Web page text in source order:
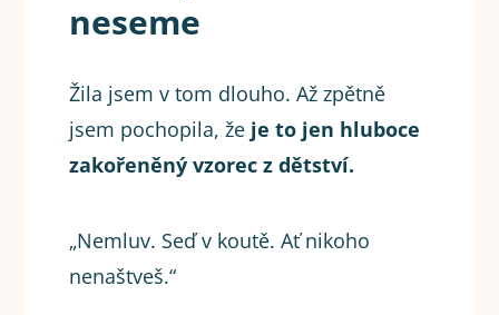
neseme
Žila jsem v tom dlouho. Až zpětně
jsem pochopila, že je to jen hluboce
zakořeněný vzorec z dětství.
„Nemluv. Seď v koutě. Ať nikoho
nenaštveš.“